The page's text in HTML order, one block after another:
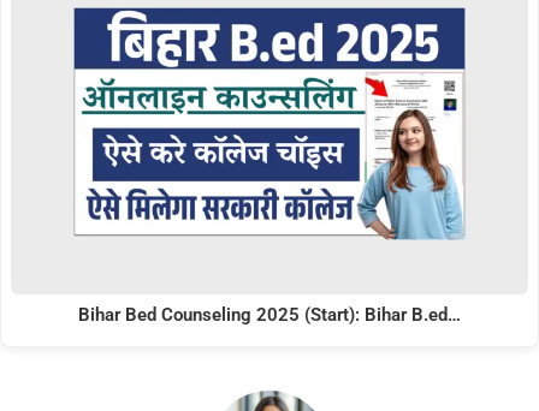
Bihar Bed Counseling 2025 (Start): Bihar B.ed…